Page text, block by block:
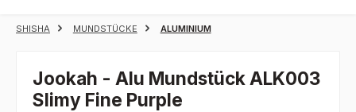
SHISHA MUNDSTÜCKE ALUMINIUM
Jookah - Alu Mundstück ALK003
Slimy Fine Purple